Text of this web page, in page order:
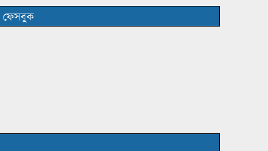
ফেসবুক